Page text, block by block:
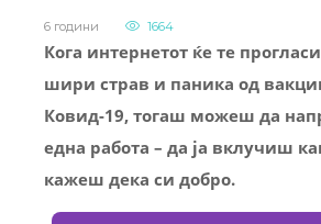
6 години 1664
Кога интернетот ќе те
шири страв и паника од
Ковид-19, тогаш можеш да
една работа – да ја вклучиш
кажеш дека си добро.